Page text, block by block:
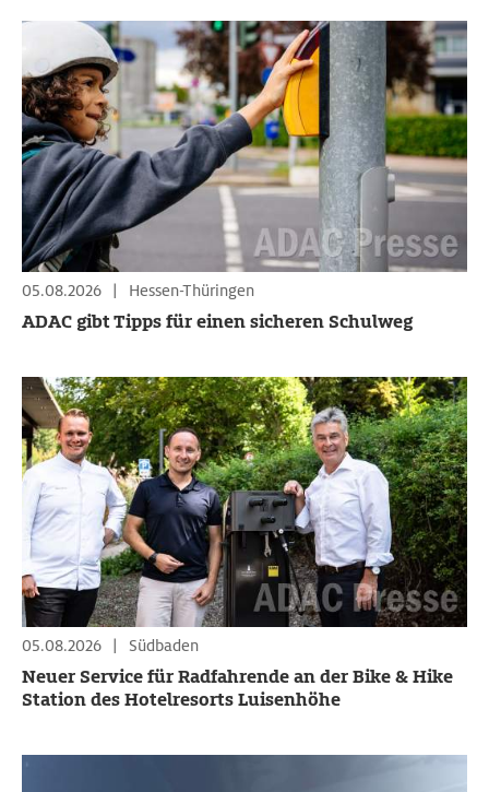
05.08.2026 | Hessen-Thüringen
ADAC gibt Tipps für einen sicheren Schulweg
05.08.2026 | Südbaden
Neuer Service für Radfahrende an der Bike & Hike
Station des Hotelresorts Luisenhöhe